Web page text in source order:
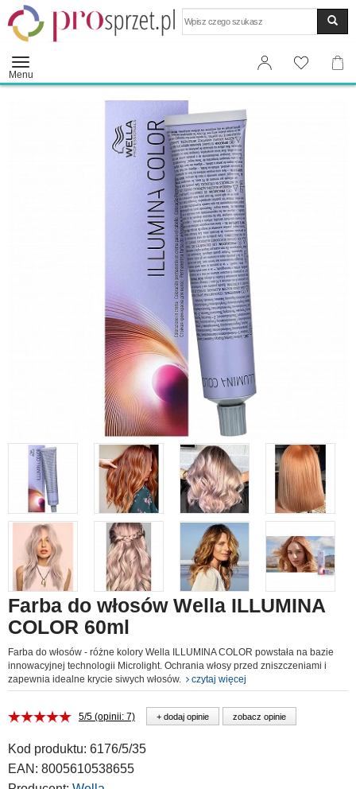
Menu
Farba do włosów Wella ILLUMINA
COLOR 60ml
Farba do włosów - różne kolory Wella ILLUMINA COLOR powstała na bazie
innowacyjnej technologii Microlight. Ochrania włosy przed zniszczeniami i
zapewnia idealne krycie siwych włosów.
czytaj więcej
5/5 (opinii: 7) + dodaj opinie zobacz opinie
Kod produktu: 6176/5/35
EAN: 8005610538655